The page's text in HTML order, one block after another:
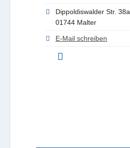
Dippoldiswalder Str. 38a
01744 Malter
E-Mail schreiben